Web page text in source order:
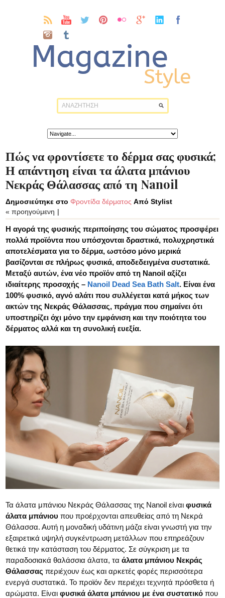
Πώς να φροντίσετε το δέρμα σας φυσικά;
Η απάντηση είναι τα άλατα μπάνιου
Νεκράς Θάλασσας από τη Nanoil
Δημοσιεύτηκε στοΦροντίδα δέρματος Από Stylist
« προηγούμενη |
Η αγορά της φυσικής περιποίησης του σώματος προσφέρει
πολλά προϊόντα που υπόσχονται δραστικά, πολυχρηστικά
αποτελέσματα για το δέρμα, ωστόσο μόνο μερικά
βασίζονται σε πλήρως φυσικά, αποδεδειγμένα συστατικά.
Μεταξύ αυτών, ένα νέο προϊόν από τη Nanoil αξίζει
ιδιαίτερης προσοχής – Nanoil Dead Sea Bath Salt. Είναι ένα
100% φυσικό, αγνό αλάτι που συλλέγεται κατά μήκος των
ακτών της Νεκράς Θάλασσας, πράγμα που σημαίνει ότι
υποστηρίζει όχι μόνο την εμφάνιση και την ποιότητα του
δέρματος αλλά και τη συνολική ευεξία.
Τα άλατα μπάνιου Νεκράς Θάλασσας της Nanoil είναιφυσικά
άλατα μπάνιου που προέρχονται απευθείας από τη Νεκρά
Θάλασσα. Αυτή η μοναδική υδάτινη μάζα είναι γνωστή για την
εξαιρετικά υψηλή συγκέντρωση μετάλλων που επηρεάζουν
θετικά την κατάσταση του δέρματος. Σε σύγκριση με τα
παραδοσιακά θαλάσσια άλατα, ταάλατα μπάνιου Νεκράς
Θάλασσας περιέχουν έως και αρκετές φορές περισσότερα
ενεργά συστατικά. Το προϊόν δεν περιέχει τεχνητά πρόσθετα ή
αρώματα. Είναιφυσικά άλατα μπάνιου με ένα συστατικό που